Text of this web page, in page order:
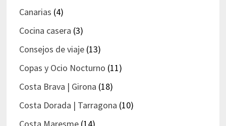
Canarias (4)
Cocina casera (3)
Consejos de viaje(13)
Copas y Ocio Nocturno (11)
Costa Brava | Girona (18)
Costa Dorada | Tarragona (10)